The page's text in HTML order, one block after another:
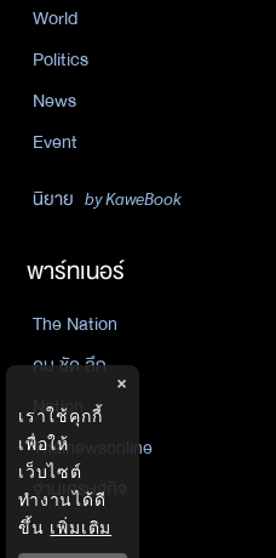
World
Politics
News
Event
นิยาย by KaweBook
พาร์ทเนอร์
The Nation
คม ชัด ลึก
Nation
Thainewsonline
ฐานเศรษฐกิจ
×
เราใช้คุกกี้
เพื่อให้
เว็บไซต์
ทำงานได้ดี
ขึ้น เพิ่มเติม